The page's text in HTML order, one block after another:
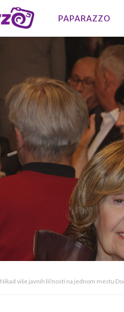
PAPARAZZO
Nikad više javnih ličnosti na jednom mestu